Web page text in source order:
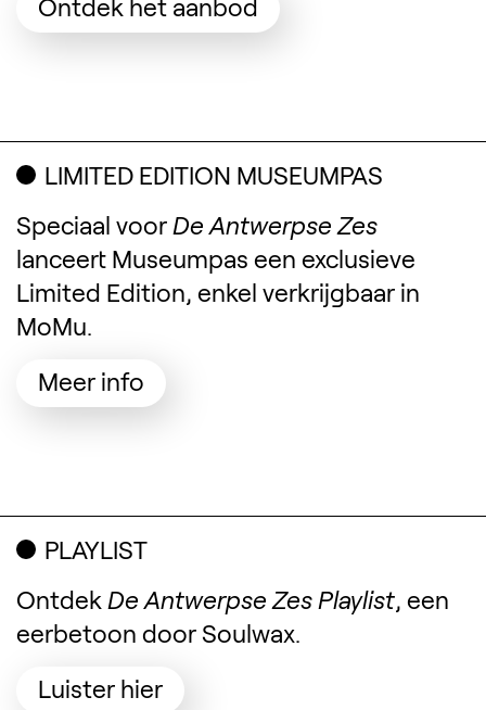
Ontdek het aanbod
LIMITED EDITION MUSEUMPAS
Speciaal voor De Antwerpse Zes
lanceert Museumpas een exclusieve
Limited Edition, enkel verkrijgbaar in
MoMu.
Meer info
PLAYLIST
Ontdek De Antwerpse Zes Playlist, een
eerbetoon door Soulwax.
Luister hier(Opent in een nieuw tabblad)